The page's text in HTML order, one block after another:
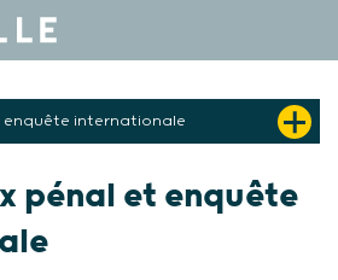
internationale
pénal et enquête